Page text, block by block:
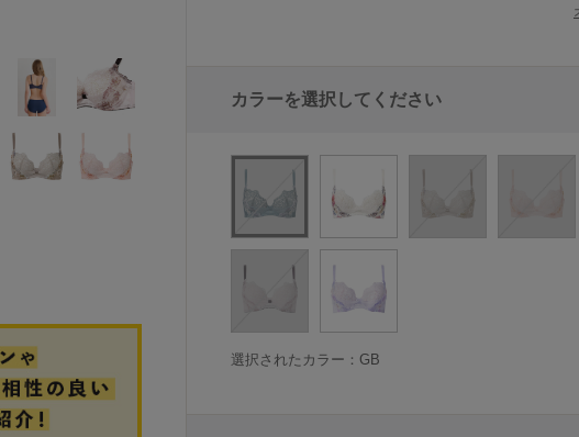
カラーを選択してください
選択されたカラー：GB